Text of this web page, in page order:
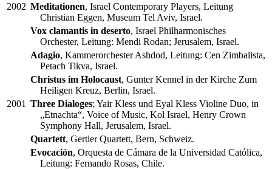
2002 Meditationen, Israel Contemporary Players, Leitung
Christian Eggen, Museum Tel Aviv, Israel.
Vox clamantis in deserto, Israel Philharmonisches
Orchester, Leitung: Mendi Rodan; Jerusalem, Israel.
Adagio, Kammerorchester Ashdod, Leitung: Cen Zimbalista,
Petach Tikva, Israel.
Christus im Holocaust, Gunter Kennel in der Kirche Zum
Heiligen Kreuz, Berlin, Israel.
2001 Three Dialoges; Yair Kless und Eyal Kless Violine Duo, in
„Etnachta“, Voice of Music, Kol Israel, Henry Crown
Symphony Hall, Jerusalem, Israel.
Quartett, Gertler Quartett, Bern, Schweiz.
Evocación, Orquesta de Cámara de la Universidad Católica,
Leitung: Fernando Rosas, Chile.